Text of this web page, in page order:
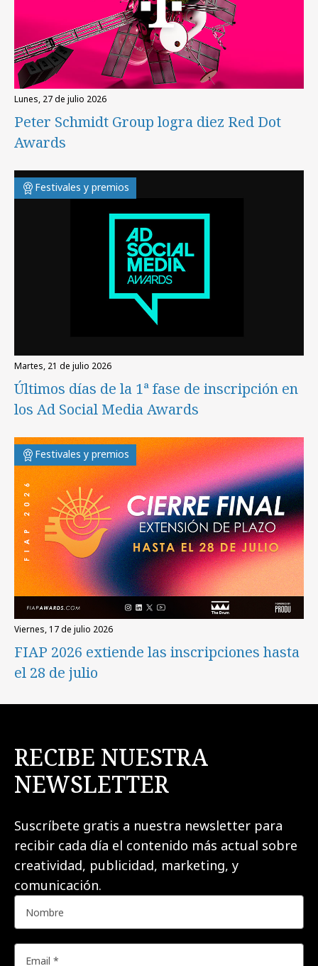
lunes, 27 de julio 2026
Peter Schmidt Group logra diez Red Dot
Awards
Festivales y premios
martes, 21 de julio 2026
Últimos días de la 1ª fase de inscripción en
los Ad Social Media Awards
Festivales y premios
viernes, 17 de julio 2026
FIAP 2026 extiende las inscripciones hasta
el 28 de julio
RECIBE NUESTRA
NEWSLETTER
Suscríbete gratis a nuestra newsletter para
recibir cada día el contenido más actual sobre
creatividad, publicidad, marketing, y
comunicación.